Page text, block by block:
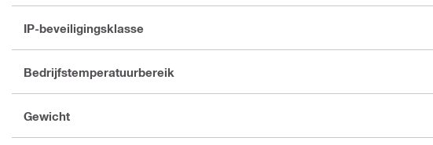
IP-beveiligingsklasse
Bedrijfstemperatuurbereik
Gewicht